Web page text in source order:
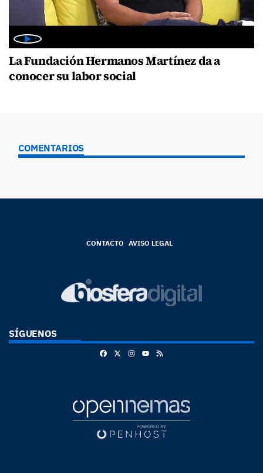
La Fundación Hermanos Martínez da a
conocer su labor social
COMENTARIOS
CONTACTO AVISO LEGAL
SÍGUENOS
FacebookInstagram